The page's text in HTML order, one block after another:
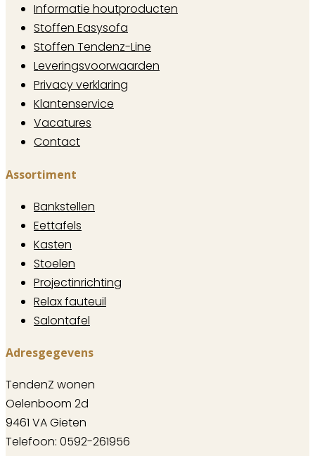
Informatie houtproducten
Stoffen Easysofa
Stoffen Tendenz-Line
Leveringsvoorwaarden
Privacy verklaring
Klantenservice
Vacatures
Contact
Assortiment
Bankstellen
Eettafels
Kasten
Stoelen
Projectinrichting
Relax fauteuil
Salontafel
Adresgegevens
TendenZ wonen
Oelenboom 2d
9461 VA Gieten
Telefoon: 0592-261956